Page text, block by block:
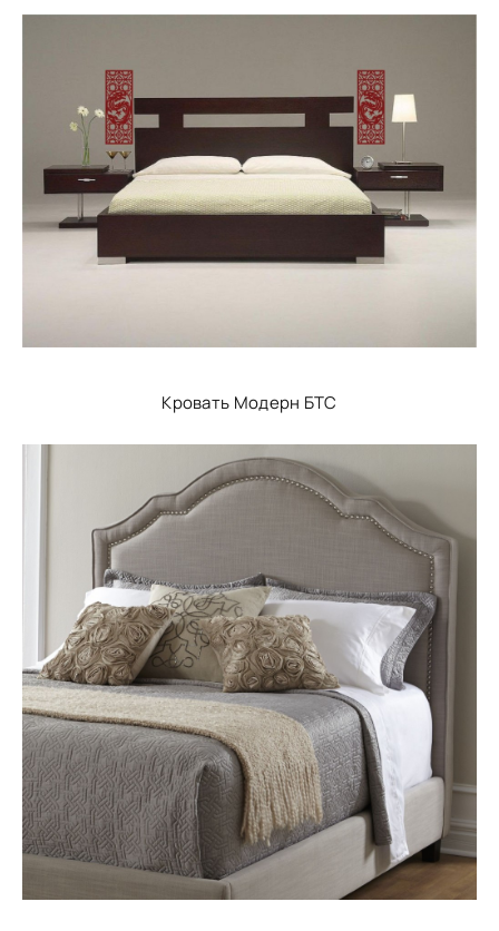
Кровать Модерн БТС